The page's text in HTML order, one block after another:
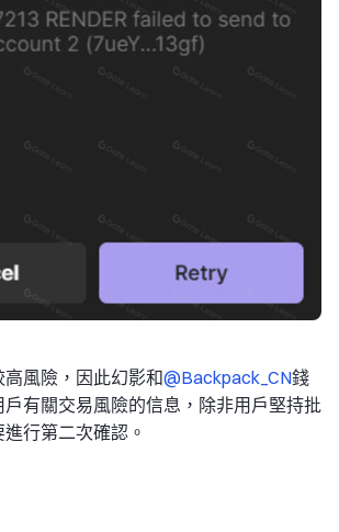
風險，因此幻影和@Backpack_CN錢
有關交易風險的信息，除非用戶堅持批
行第二次確認。